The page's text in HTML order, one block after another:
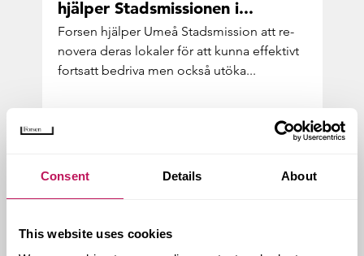
Consent Details About
This website uses cookies
hjäl­per Stads­mis­sio­nen i...
For­sen hjäl­per Umeå Stads­mis­sion att re­
no­ve­ra deras lo­ka­ler för att kunna ef­fek­tivt
fort­satt be­dri­va men också utöka...